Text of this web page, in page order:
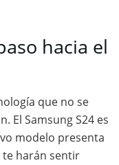
hacia el
que no se
El Samsung S24 es
modelo presenta
harán sentir